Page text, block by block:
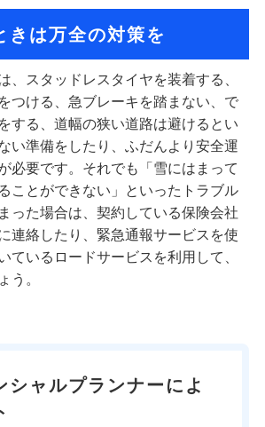
きは万全の対策を
、スタッドレスタイヤを装着する、
つける、急ブレーキを踏まない、で
する、道幅の狭い道路は避けるとい
い準備をしたり、ふだんより安全運
必要です。それでも「雪にはまって
ことができない」といったトラブル
った場合は、契約している保険会社
連絡したり、緊急通報サービスを使
ているロードサービスを利用して、
う。
シャルプランナーによ